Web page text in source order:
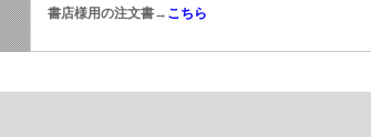
書店様用の注文書→ こちら